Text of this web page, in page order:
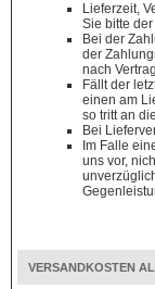
Lieferzeit,
Sie bitte
Bei der
der
nach
Fällt der
einen am
so tritt an
Bei
Im Falle
uns vor,
VERSANDKOSTEN